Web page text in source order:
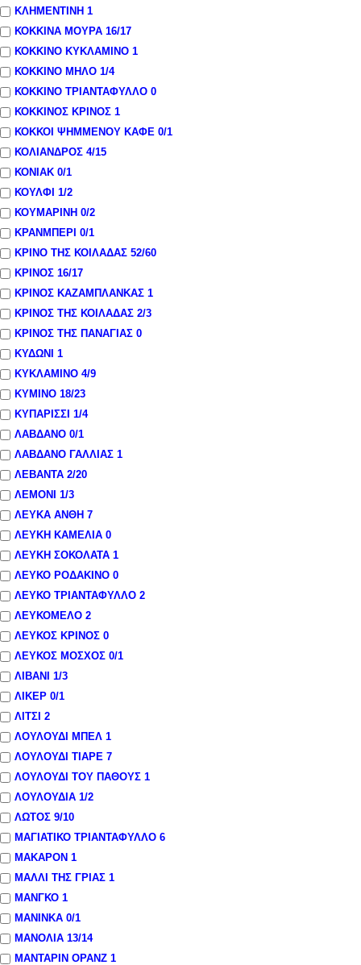
ΚΛΗΜΕΝΤΙΝΗ 1
ΚΟΚΚΙΝΑ ΜΟΥΡΑ 16/17
ΚΟΚΚΙΝΟ ΚΥΚΛΑΜΙΝΟ 1
ΚΟΚΚΙΝΟ ΜΗΛΟ 1/4
ΚΟΚΚΙΝΟ ΤΡΙΑΝΤΑΦΥΛΛΟ 0
ΚΟΚΚΙΝΟΣ ΚΡΙΝΟΣ 1
ΚΟΚΚΟΙ ΨΗΜΜΕΝΟΥ ΚΑΦΕ 0/1
ΚΟΛΙΑΝΔΡΟΣ 4/15
ΚΟΝΙΑΚ 0/1
ΚΟΥΛΦΙ 1/2
ΚΟΥΜΑΡΙΝΗ 0/2
ΚΡΑΝΜΠΕΡΙ 0/1
ΚΡΙΝΟ ΤΗΣ ΚΟΙΛΑΔΑΣ 52/60
ΚΡΙΝΟΣ 16/17
ΚΡΙΝΟΣ ΚΑΖΑΜΠΛΑΝΚΑΣ 1
ΚΡΙΝΟΣ ΤΗΣ ΚΟΙΛΑΔΑΣ 2/3
ΚΡΙΝΟΣ ΤΗΣ ΠΑΝΑΓΙΑΣ 0
ΚΥΔΩΝΙ 1
ΚΥΚΛΑΜΙΝΟ 4/9
ΚΥΜΙΝΟ 18/23
ΚΥΠΑΡΙΣΣΙ 1/4
ΛΑΒΔΑΝΟ 0/1
ΛΑΒΔΑΝΟ ΓΑΛΛΙΑΣ 1
ΛΕΒΑΝΤΑ 2/20
ΛΕΜΟΝΙ 1/3
ΛΕΥΚΑ ΑΝΘΗ 7
ΛΕΥΚΗ ΚΑΜΕΛΙΑ 0
ΛΕΥΚΗ ΣΟΚΟΛΑΤΑ 1
ΛΕΥΚΟ ΡΟΔΑΚΙΝΟ 0
ΛΕΥΚΟ ΤΡΙΑΝΤΑΦΥΛΛΟ 2
ΛΕΥΚΟΜΕΛΟ 2
ΛΕΥΚΟΣ ΚΡΙΝΟΣ 0
ΛΕΥΚΟΣ ΜΟΣΧΟΣ 0/1
ΛΙΒΑΝΙ 1/3
ΛΙΚΕΡ 0/1
ΛΙΤΣΙ 2
ΛΟΥΛΟΥΔΙ ΜΠΕΛ 1
ΛΟΥΛΟΥΔΙ ΤΙΑΡΕ 7
ΛΟΥΛΟΥΔΙ ΤΟΥ ΠΑΘΟΥΣ 1
ΛΟΥΛΟΥΔΙΑ 1/2
ΛΩΤΟΣ 9/10
ΜΑΓΙΑΤΙΚΟ ΤΡΙΑΝΤΑΦΥΛΛΟ 6
ΜΑΚΑΡΟΝ 1
ΜΑΛΛΙ ΤΗΣ ΓΡΙΑΣ 1
ΜΑΝΓΚΟ 1
ΜΑΝΙΝΚΑ 0/1
ΜΑΝΟΛΙΑ 13/14
ΜΑΝΤΑΡΙΝ ΟΡΑΝΖ 1